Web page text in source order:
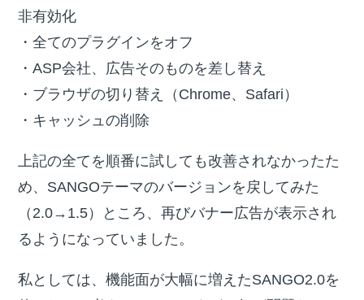
非有効化
・全てのプラグインをオフ
・ASP会社、広告そのものを差し替え
・ブラウザの切り替え（Chrome、Safari）
・キャッシュの削除
上記の全てを順番に試しても改善されなかったた
め、SANGOテーマのバージョンを戻してみた
（2.0→1.5）ところ、再びバナー広告が表示され
るようになっていました。
私としては、機能面が大幅に増えたSANGO2.0を